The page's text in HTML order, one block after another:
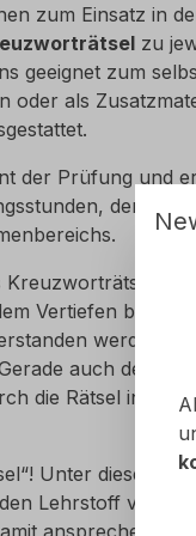
zum Einsatz in
zu
geeignet zum
oder als
der Prüfung und
den
Vertiefen
werden.
auch der
die Rätsel in
Unter dieser
Lehrstoff
ansprechen